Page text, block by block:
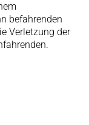
befahrenden
Verletzung der